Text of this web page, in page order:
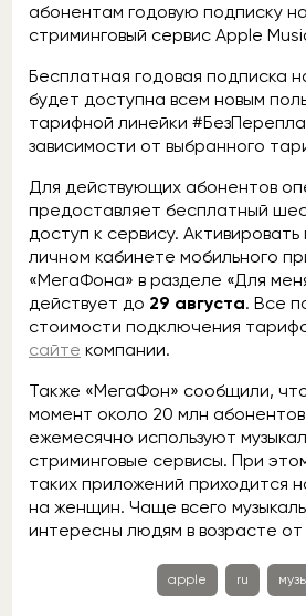
абонентам годовую подписку
стриминговый сервис Apple
Бесплатная годовая подписка
будет доступна всем новым
тарифной линейки
зависимости от выбранного
Для действующих абонентов
предоставляет бесплатный
доступ к сервису.
личном кабинете мобильного
«МегаФона» в разделе «Для
действует до 29 августа. Все
стоимости подключения
сайте компании.
Также «МегаФон» сообщили,
момент около 20 млн
ежемесячно используют
стриминговые сервисы. При
таких приложений приходится
на женщин. Чаще всего
интересны людям в возрасте от
apple ru